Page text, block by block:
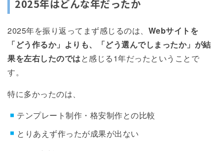
2025年はどんな年だったか
2025年を振り返ってまず感じるのは、 Webサイトを
「どう作るか」よりも、「どう選んでしまったか」が結
果を左右したのではと感じる1年だったということで
す。
特に多かったのは、
テンプレート制作・格安制作との比較
とりあえず作ったが成果が出ない